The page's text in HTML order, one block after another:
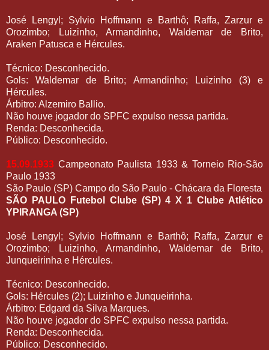
José Lengyl; Sylvio Hoffmann e Barthô; Raffa, Zarzur e
Orozimbo; Luizinho, Armandinho, Waldemar de Brito,
Araken Patusca e Hércules.
Técnico: Desconhecido.
Gols: Waldemar de Brito; Armandinho; Luizinho (3) e
Hércules.
Árbitro: Alzemiro Ballio.
Não houve jogador do SPFC expulso nessa partida.
Renda: Desconhecida.
Público: Desconhecido.
15.09.1933 Campeonato Paulista 1933 & Torneio Rio-São
Paulo 1933
São Paulo (SP) Campo do São Paulo - Chácara da Floresta
SÃO PAULO Futebol Clube (SP) 4 X 1 Clube Atlético
YPIRANGA (SP)
José Lengyl; Sylvio Hoffmann e Barthô; Raffa, Zarzur e
Orozimbo; Luizinho, Armandinho, Waldemar de Brito,
Junqueirinha e Hércules.
Técnico: Desconhecido.
Gols: Hércules (2); Luizinho e Junqueirinha.
Árbitro: Edgard da Silva Marques.
Não houve jogador do SPFC expulso nessa partida.
Renda: Desconhecida.
Público: Desconhecido.